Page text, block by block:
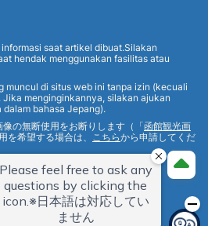
saat artikel dibuat.Silakan
hendak menggunakan fasilitas atau
muncul di situs web ini tanpa izin (kecuali
Jika menginginkannya, silakan ajukan
dalam bahasa Jepang).
の無断使用をお断りします（「函館観光画
を希望する場合は、 こちらから申請してくだ
Japan